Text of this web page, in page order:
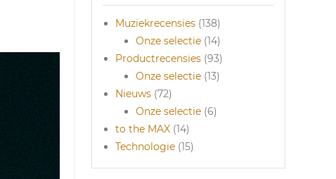
Muziekrecensies (138)
Onze selectie (14)
Productrecensies (93)
Onze selectie (13)
Nieuws (72)
Onze selectie (6)
to the MAX (14)
Technologie (15)